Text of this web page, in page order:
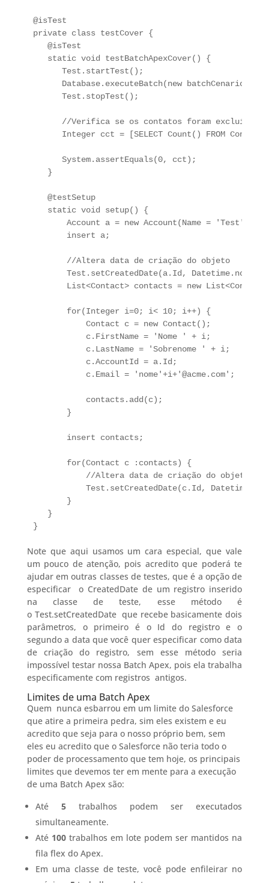
@isTest
private class testCover {
   @isTest
   static void testBatchApexCover() {
      Test.startTest();
Database.executeBatch(new
      Test.stopTest();
      //Verifica se os contatos foram excluídos
Integer cct = [SELECT Count() FROM
      System.assertEquals(0, cct);
   }
   @testSetup
   static void setup() {
       Account a = new Account(Name = 'Test');
       insert a;
       //Altera data de criação do objeto
Test.setCreatedDate(a.Id,
List<Contact> contacts = new
       for(Integer i=0; i< 10; i++) {
           Contact c = new Contact();
           c.FirstName = 'Nome ' + i;
           c.LastName = 'Sobrenome ' + i;
           c.AccountId = a.Id;
           c.Email = 'nome'+i+'@acme.com';
           contacts.add(c);
       }
       insert contacts;
       for(Contact c :contacts) {
           //Altera data de criação do objeto
Test.setCreatedDate(c.Id,
       }
   }
}
Note que aqui usamos um cara especial, que vale
um pouco de atenção, pois acredito que poderá te
ajudar em outras classes de testes, que é a opção de
especificar o CreatedDate de um registro inserido
na classe de teste, esse método é
o Test.setCreatedDate que recebe basicamente dois
parâmetros, o primeiro é o Id do registro e o
segundo a data que você quer especificar como data
de criação do registro, sem esse método seria
impossível testar nossa Batch Apex, pois ela trabalha
especificamente com registros antigos.
Limites de uma Batch Apex
Quem nunca esbarrou em um limite do Salesforce
que atire a primeira pedra, sim eles existem e eu
acredito que seja para o nosso próprio bem, sem
eles eu acredito que o Salesforce não teria todo o
poder de processamento que tem hoje, os principais
limites que devemos ter em mente para a execução
de uma Batch Apex são:
Até 5trabalhos podem ser executados
simultaneamente.
Até 100trabalhos em lote podem ser mantidos na
fila flex do Apex.
Em uma classe de teste, você pode enfileirar no